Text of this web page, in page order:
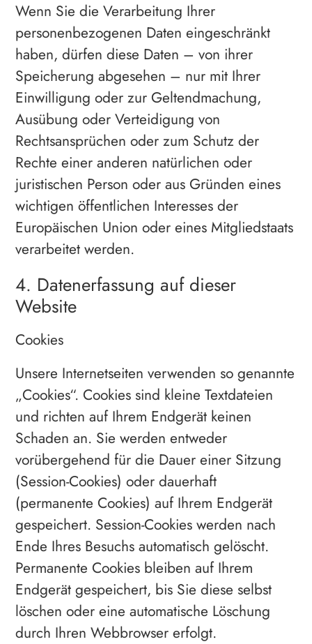
Wenn Sie die Verarbeitung Ihrer
personenbezogenen Daten eingeschränkt
haben, dürfen diese Daten – von ihrer
Speicherung abgesehen – nur mit Ihrer
Einwilligung oder zur Geltendmachung,
Ausübung oder Verteidigung von
Rechtsansprüchen oder zum Schutz der
Rechte einer anderen natürlichen oder
juristischen Person oder aus Gründen eines
wichtigen öffentlichen Interesses der
Europäischen Union oder eines Mitgliedstaats
verarbeitet werden.
4. Datenerfassung auf dieser
Website
Cookies
Unsere Internetseiten verwenden so genannte
„Cookies“. Cookies sind kleine Textdateien
und richten auf Ihrem Endgerät keinen
Schaden an. Sie werden entweder
vorübergehend für die Dauer einer Sitzung
(Session-Cookies) oder dauerhaft
(permanente Cookies) auf Ihrem Endgerät
gespeichert. Session-Cookies werden nach
Ende Ihres Besuchs automatisch gelöscht.
Permanente Cookies bleiben auf Ihrem
Endgerät gespeichert, bis Sie diese selbst
löschen oder eine automatische Löschung
durch Ihren Webbrowser erfolgt.